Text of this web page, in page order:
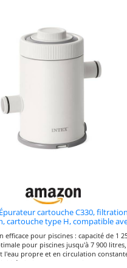
cartouche C330, filtration
cartouche type H, compatible
jusqu'à 7 900 L, technologie Hydro
installation facile (55274)
efficace pour piscines : capacité de 1
pour piscines jusqu'à 7 900 litres,
l'eau propre et en circulation
piscine INTEX : convient pour Small